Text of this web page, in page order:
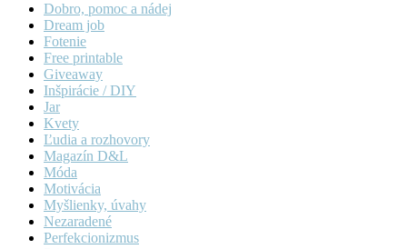
Dobro, pomoc a nádej
Dream job
Fotenie
Free printable
Giveaway
Inšpirácie / DIY
Jar
Kvety
Ľudia a rozhovory
Magazín D&L
Móda
Motivácia
Myšlienky, úvahy
Nezaradené
Perfekcionizmus